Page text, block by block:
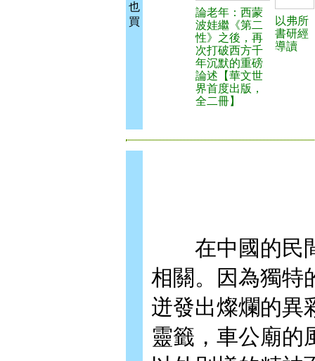
也
買
論老年：西蒙
波娃繼《第二
性》之後，再
次打破西方千
年沉默的重磅
論述【華文世
界首度出版，
全二冊】
以弗所
書研經
導讀
在中國的民間
相關。因為獨特
迸發出燦爛的異
靈籤，車公廟